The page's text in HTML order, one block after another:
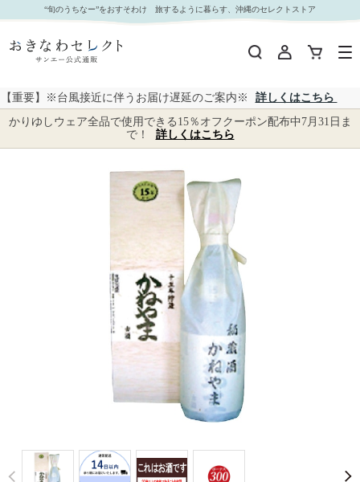
【 9510 】 かねやま１５年古酒 ４３度 (お届け先が 沖縄県内離島・沖縄県外 ) 産地直送 【 山
川酒造 】｜おきなわセレクト サンエー公式通販
“旬のうちなー”をおすそわけ 旅するように暮らす、沖縄のセレクトストア
【重要】※台風接近に伴うお届け遅延のご案内※
詳しくはこちら
かりゆしウェア全品で使用できる15％オフクーポン配布中7月31日ま
で！
詳しくはこちら
Prev